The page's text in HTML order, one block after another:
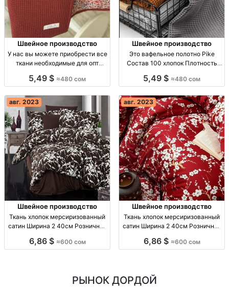
Швейное производство
У нас вы можете приобрести все
ткани необходимые для опт
5,49 $ ≈480 сом
Швейное производство
Это вафельное полотно Pike
Состав 100 хлопок Плотность
5,49 $ ≈480 сом
авг. 2023
Швейное производство
Ткань хлопок мерсиризованный
сатин Ширина 2 40см Розничная
6,86 $ ≈600 сом
авг. 2023
Швейное производство
Ткань хлопок мерсиризованный
сатин Ширина 2 40см Розничная
6,86 $ ≈600 сом
РЫНОК ДОРДОЙ